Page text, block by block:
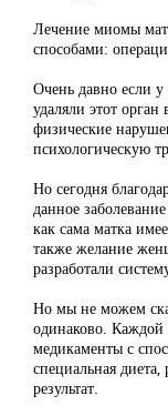
Лечение миомы
способами:
Очень давно если
удаляли этот
физические
психологическую
Но сегодня
данное
как сама матка
также желание
разработали
Но мы не можем
одинаково.
медикаменты с
специальная
результат.